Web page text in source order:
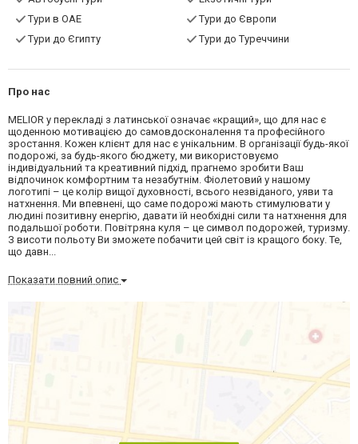
Тури в ОАЕ
Тури до Європи
Тури до Єгипту
Тури до Туреччини
Про нас
MELIOR у перекладі з латинської означає «кращий», що для нас є
щоденною мотивацією до самовдосконалення та професійного
зростання. Кожен клієнт для нас є унікальним. В організації будь-якої
подорожі, за будь-якого бюджету, ми використовуємо
індивідуальний та креативний підхід, прагнемо зробити Ваш
відпочинок комфортним та незабутнім. Фіолетовий у нашому
логотипі – це колір вищої духовності, всього незвіданого, уяви та
натхнення. Ми впевнені, що саме подорожі мають стимулювати у
людині позитивну енергію, давати їй необхідні сили та натхнення для
подальшої роботи. Повітряна куля – це символ подорожей, туризму.
З висоти польоту Ви зможете побачити цей світ із кращого боку. Те,
що давн...
Показати повний опис